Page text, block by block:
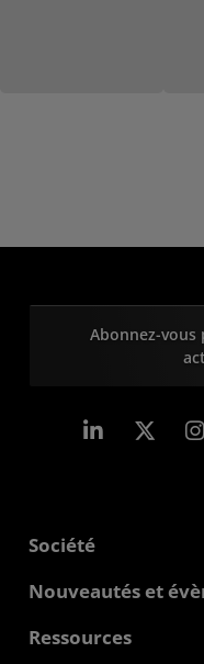
Abonnez-vous
LinkedIn
Société
À propos d'AMD
Responsabilité
Nouveautés et
Salle de presse
Ressources